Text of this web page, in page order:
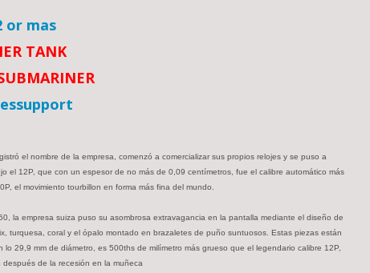
or mas
TANK
el nombre de la empresa, comenzó a comercializar sus propios relojes y se puso a
el 12P, que con un espesor de no más de 0,09 centímetros, fue el calibre automático más
el movimiento tourbillon en forma más fina del mundo.
la empresa suiza puso su asombrosa extravagancia en la pantalla mediante el diseño de
turquesa, coral y el ópalo montado en brazaletes de puño suntuosos. Estas piezas están
29,9 mm de diámetro, es 500ths de milímetro más grueso que el legendario calibre 12P,
de la recesión en la muñeca